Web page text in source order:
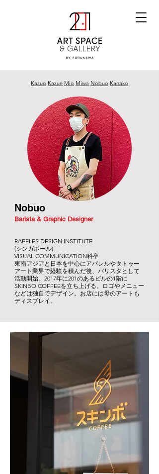
Kazuo Kazue Mio Miwa Nobuo Kanako
Nobuo
Barista & Graphic Designer
RAFFLES DESIGN INSTITUTE
(シンガポール)
VISUAL COMMUNICATION科卒
東南アジアと日本を中心にアパレルやタトゥー
アート業界で経験を積んだ後、 バリスタとして
活動開始。 2017年に201のあるビルの1階に
SKINBO COFFEEを立ち上げる​。ロゴやメニュー
などは独自でデザイン​。お店には母のアートも
ディスプレイ。